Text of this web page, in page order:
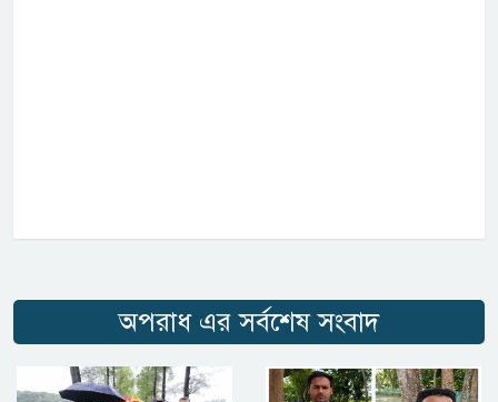
অপরাধ এর সর্বশেষ সংবাদ